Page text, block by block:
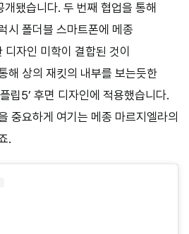
됐습니다. 두 번째 협업을 통해
시 폴더블 스마트폰에 메종
자인 미학이 결합된 것이
해 상의 재킷의 내부를 보는듯한
립5’ 후면 디자인에 적용했습니다.
중요하게 여기는 메종 마르지엘라의
.